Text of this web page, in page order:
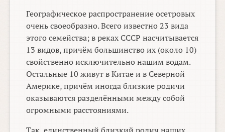
Географическое распространение осетровых
очень своеобразно. Всего известно 23 вида
этого семейства; в реках СССР насчитывается
13 видов, причём большинство их (около 10)
свойственно исключительно нашим водам.
Остальные 10 живут в Китае и в Северной
Америке, причём иногда близкие родичи
оказываются разделёнными между собой
огромными расстояниями.